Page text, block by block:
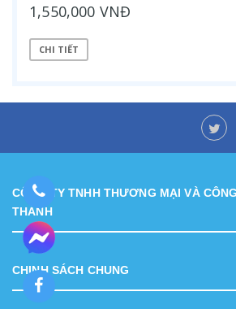
1,550,000 VNĐ
CHI TIẾT
CÔNG TY TNHH THƯƠNG MẠI VÀ
THÀNH
CHINH SÁCH CHUNG